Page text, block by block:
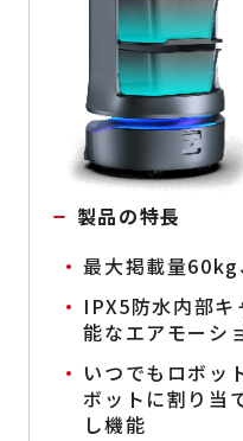
製品の特長
最大掲載量
IPX5防水内部キ
能なエアモーシ
いつでもロボッ
ボットに割り当
し機能